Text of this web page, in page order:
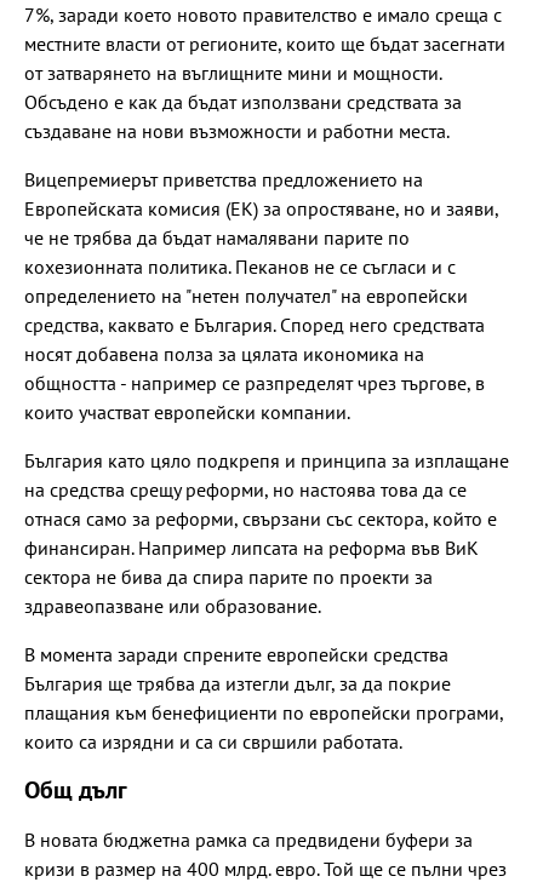
7%, заради което новото правителство е имало среща с
местните власти от регионите, които ще бъдат засегнати
от затварянето на въглищните мини и мощности.
Обсъдено е как да бъдат използвани средствата за
създаване на нови възможности и работни места.
Вицепремиерът приветства предложението на
Европейската комисия (ЕК) за опростяване, но и заяви,
че не трябва да бъдат намалявани парите по
кохезионната политика. Пеканов не се съгласи и с
определението на "нетен получател" на европейски
средства, каквато е България. Според него средствата
носят добавена полза за цялата икономика на
общността - например се разпределят чрез търгове, в
които участват европейски компании.
България като цяло подкрепя и принципа за изплащане
на средства срещу реформи, но настоява това да се
отнася само за реформи, свързани със сектора, който е
финансиран. Например липсата на реформа във ВиК
сектора не бива да спира парите по проекти за
здравеопазване или образование.
В момента заради спрените европейски средства
България ще трябва да изтегли дълг, за да покрие
плащания към бенефициенти по европейски програми,
които са изрядни и са си свршили работата.
Общ дълг
В новата бюджетна рамка са предвидени буфери за
кризи в размер на 400 млрд. евро. Той ще се пълни чрез